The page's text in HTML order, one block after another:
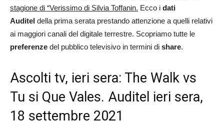
stagione di “Verissimo di Silvia Toffanin. Ecco i dati
Auditel della prima serata prestando attenzione a quelli relativi
ai maggiori canali del digitale terrestre. Scopriamo tutte le
preferenze del pubblico televisivo in termini di share.
Ascolti tv, ieri sera: The Walk vs
Tu si Que Vales. Auditel ieri sera,
18 settembre 2021